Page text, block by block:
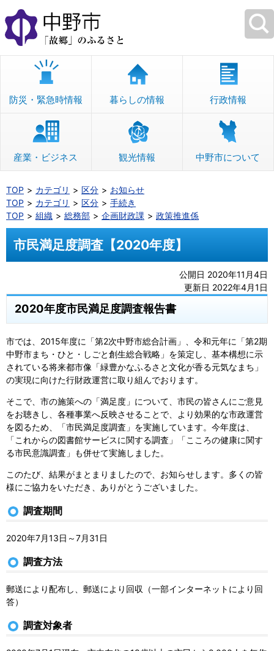
本
文
へ
移
防災・緊急時情報 暮らしの情報 行政情報
産業・ビジネス 観光情報 中野市について
TOP カテゴリ 区分
お知らせ
TOP
カテゴリ 区分
手続き
TOP
組織 総務部 企画財政課 政策推進係
市民満足度調査【2020年度】
公開日 2020年11月4日
更新日 2022年4月1日
2020年度市民満足度調査報告書
市では、2015年度に「第2次中野市総合計画」、令和元年に「第2期
中野市まち・ひと・しごと創生総合戦略」を策定し、基本構想に示
されている将来都市像「緑豊かなふるさと文化が香る元気なまち」
の実現に向けた行財政運営に取り組んでおります。
そこで、市の施策への「満足度」について、市民の皆さんにご意見
をお聴きし、各種事業へ反映させることで、より効果的な市政運営
を図るため、「市民満足度調査」を実施しています。今年度は、
「これからの図書館サービスに関する調査」「こころの健康に関す
る市民意識調査」も併せて実施しました。
このたび、結果がまとまりましたので、お知らせします。多くの皆
様にご協力をいただき、ありがとうございました。
調査期間
2020年7月13日～7月31日
調査方法
郵送により配布し、郵送により回収（一部インターネットにより回
答）
調査対象者